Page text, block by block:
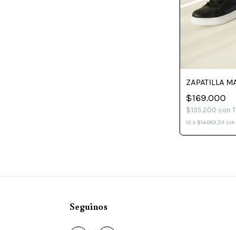
ZAPATILLA
$169.000
$135.200 con
12 x $14.083,33 sin
Seguinos